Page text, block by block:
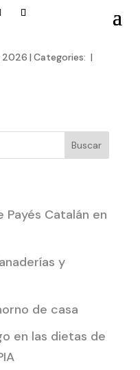
2026 | Categories: |
Buscar
Payés Catalán en
y
de casa
en las dietas de